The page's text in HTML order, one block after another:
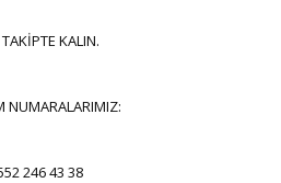
KALIN.
NUMARALARIMIZ:
246 43 38